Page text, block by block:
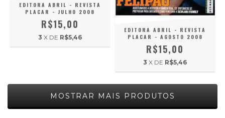
EDITORA ABRIL - REVISTA
PLACAR - JULHO 2008
R$15,00
3 X DE R$5,46
EDITORA ABRIL - REVISTA
PLACAR - AGOSTO 2008
R$15,00
3 X DE R$5,46
MOSTRAR MAIS PRODUTOS